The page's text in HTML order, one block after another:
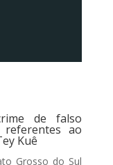
de falso
referentes ao
Kuê
Grosso do Sul